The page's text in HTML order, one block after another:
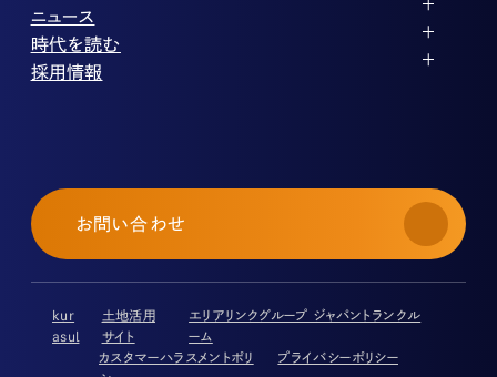
会社概要
役員紹介
沿革
コーポレートガバナンス
パートナー制度
ストレージライフ
土地権利整備事業
オフィス事業
アセット事業
IRカレンダー
中期経営計画
事業等のリスク
株式・株主情報
個人投資家の皆様へ
よくある質問・用語集
IRメール登録
免責事項
ニュース
PR
IR
時代を読む
投稿一覧
採用情報
採用エントリー
お問い合わせ
kur
asul
土地活用
サイト
エリアリンクグループ ジャパントランクル
ーム
カスタマーハラスメントポリ
プライバシーポリシー